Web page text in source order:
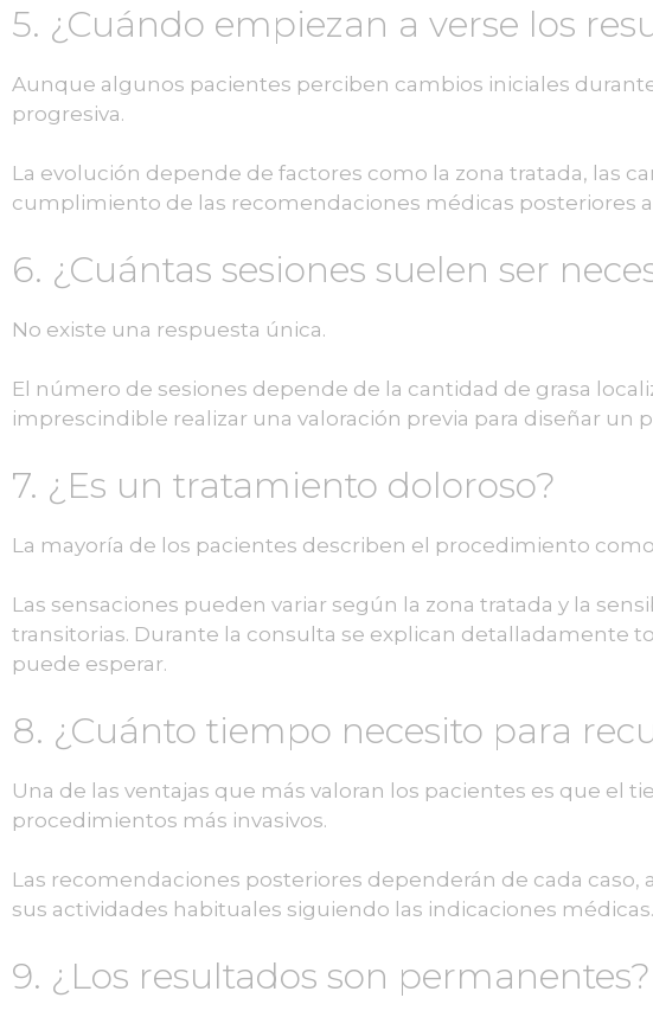
5. ¿Cuándo empiezan a verse los
Aunque algunos pacientes perciben cambios iniciales
progresiva.
La evolución depende de factores como la zona tratada, las
cumplimiento de las recomendaciones médicas posteriores
6. ¿Cuántas sesiones suelen ser
No existe una respuesta única.
El número de sesiones depende de la cantidad de grasa
imprescindible realizar una valoración previa para diseñar un
7. ¿Es un tratamiento doloroso?
La mayoría de los pacientes describen el procedimiento
Las sensaciones pueden variar según la zona tratada y la
transitorias. Durante la consulta se explican detalladamente
puede esperar.
8. ¿Cuánto tiempo necesito para
Una de las ventajas que más valoran los pacientes es que
procedimientos más invasivos.
Las recomendaciones posteriores dependerán de cada
sus actividades habituales siguiendo las indicaciones médicas.
9. ¿Los resultados son permanentes?